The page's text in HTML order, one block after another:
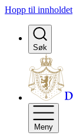
Hopp til innholdet
Søk
Meny